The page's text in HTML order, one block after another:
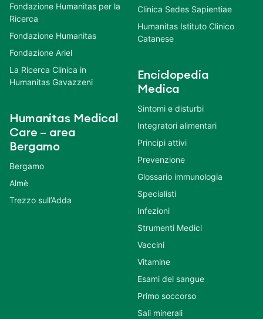
Fondazione Humanitas per la
Ricerca
Fondazione Humanitas
Fondazione Ariel
La Ricerca Clinica in
Humanitas Gavazzeni
Humanitas Medical
Care – area
Bergamo
Bergamo
Almè
Trezzo sull’Adda
Clinica Sedes Sapientiae
Humanitas Istituto Clinico
Catanese
Enciclopedia
Medica
Sintomi e disturbi
Integratori alimentari
Principi attivi
Prevenzione
Glossario immunologia
Specialisti
Infezioni
Strumenti Medici
Vaccini
Vitamine
Esami del sangue
Primo soccorso
Sali minerali